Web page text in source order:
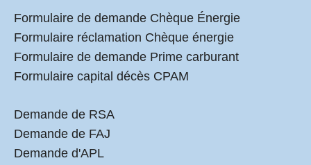
Formulaire de demande Chèque Énergie
Formulaire réclamation Chèque énergie
Formulaire de demande Prime carburant
Formulaire capital décès CPAM
Demande de RSA
Demande de FAJ
Demande d'APL